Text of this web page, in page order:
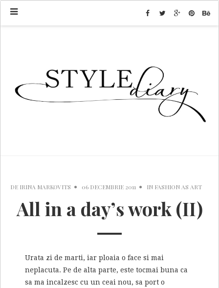
DE IRINA MARKOVITS 06 DECEMBRIE 2011 IN FASHION AS ART
All in a day’s work (II)
Urata zi de marti, iar ploaia o face si mai
neplacuta. Pe de alta parte, este tocmai buna ca
sa ma incalzesc cu un ceai nou, sa port o